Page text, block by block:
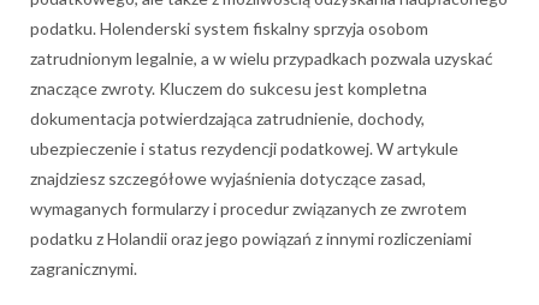
podatku. Holenderski system fiskalny sprzyja osobom
zatrudnionym legalnie, a w wielu przypadkach pozwala uzyskać
znaczące zwroty. Kluczem do sukcesu jest kompletna
dokumentacja potwierdzająca zatrudnienie, dochody,
ubezpieczenie i status rezydencji podatkowej. W artykule
znajdziesz szczegółowe wyjaśnienia dotyczące zasad,
wymaganych formularzy i procedur związanych ze zwrotem
podatku z Holandii oraz jego powiązań z innymi rozliczeniami
zagranicznymi.